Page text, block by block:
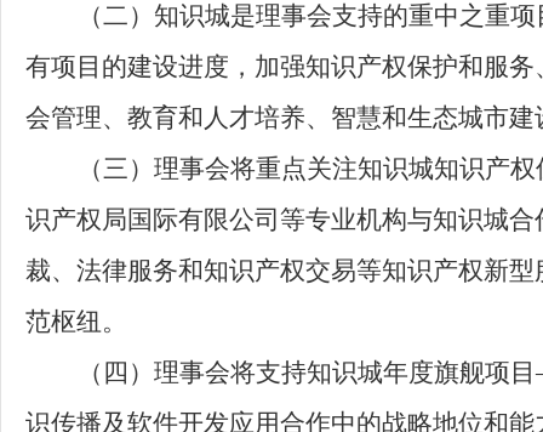
（二） 知识城是理事会支持的重中之重
有项目的建设进度，加强知识产权保护和服
会管理、教育和人才培养、智慧和生态城市
（三） 理事会将重点关注知识城知识产
识产权局国际有限公司等专业机构与知识城
裁、法律服务和知识产权交易等知识产权新
范枢纽。
（四） 理事会将支持知识城年度旗舰项
识传播及软件开发应用合作中的战略地位和能